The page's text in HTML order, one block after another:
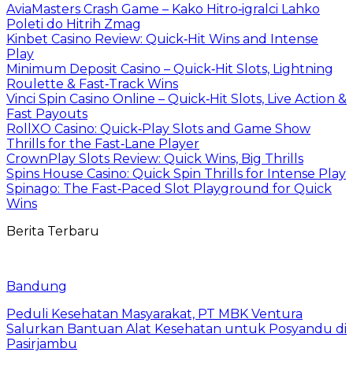
AviaMasters Crash Game – Kako Hitro‑igralci Lahko
Poleti do Hitrih Zmag
Kinbet Casino Review: Quick‑Hit Wins and Intense
Play
Minimum Deposit Casino – Quick‑Hit Slots, Lightning
Roulette & Fast‑Track Wins
Vinci Spin Casino Online – Quick‑Hit Slots, Live Action &
Fast Payouts
RollXO Casino: Quick‑Play Slots and Game Show
Thrills for the Fast‑Lane Player
CrownPlay Slots Review: Quick Wins, Big Thrills
Spins House Casino: Quick Spin Thrills for Intense Play
Spinago: The Fast‑Paced Slot Playground for Quick
Wins
Berita Terbaru
Bandung
Peduli Kesehatan Masyarakat, PT MBK Ventura
Salurkan Bantuan Alat Kesehatan untuk Posyandu di
Pasirjambu